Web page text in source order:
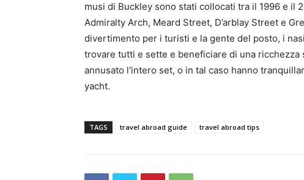
musi di Buckley sono stati collocati tra il 1996 e il
Admiralty Arch, Meard Street, D’arblay Street e
divertimento per i turisti e la gente del posto, i
trovare tutti e sette e beneficiare di una
annusato l'intero set, o in tal caso hanno
yacht.
TAGS travel abroad guide travel abroad tips